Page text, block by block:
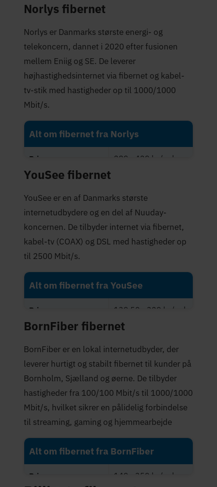
Maksimal hastighed
Trustpilot-score 4,2 stjerner
Norlys fibernet
Norlys er Danmarks største energi- og
telekoncern, dannet i 2020 efter fusionen
mellem Eniig og SE. De leverer
højhastighedsinternet via fibernet og kabel-
tv-stik med hastigheder op til 1000/1000
Mbit/s.
Alt om fibernet fra Norlys
Priser 289 - 429 kr./md.
Maksimal hastighed
(Mbit/s)
Trustpilot-score 3,7 stjerner
YouSee fibernet
YouSee er en af Danmarks største
internetudbydere og en del af Nuuday-
koncernen. De tilbyder internet via fibernet,
kabel-tv (COAX) og DSL med hastigheder op
til 2500 Mbit/s.
Alt om fibernet fra YouSee
Priser 139,50 - 329 kr./md.
Maksimal hastighed
(Mbit/s)
Trustpilot-score 2,4 stjerner
BornFiber fibernet
BornFiber er en lokal internetudbyder, der
leverer hurtigt og stabilt fibernet til kunder på
Bornholm, Sjælland og øerne. De tilbyder
hastigheder fra 100/100 Mbit/s til 1000/1000
Mbit/s, hvilket sikrer en pålidelig forbindelse
til streaming, gaming og hjemmearbejde
Alt om fibernet fra BornFiber
Priser 149 - 359 kr./md.